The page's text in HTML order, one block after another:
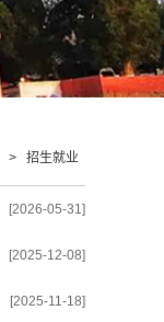
> 招生就业
[2026-05-31]
[2025-12-08]
[2025-11-18]